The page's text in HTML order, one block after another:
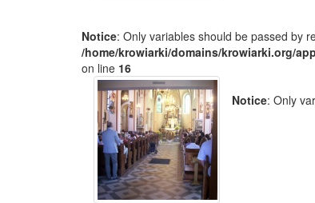
Notice: Only variables should be passed by
/home/krowiarki/domains/krowiarki.org/
on line 16
Notice: Only